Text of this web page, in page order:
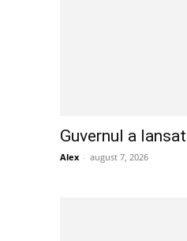
Guvernul a
Alex - august 7, 2026